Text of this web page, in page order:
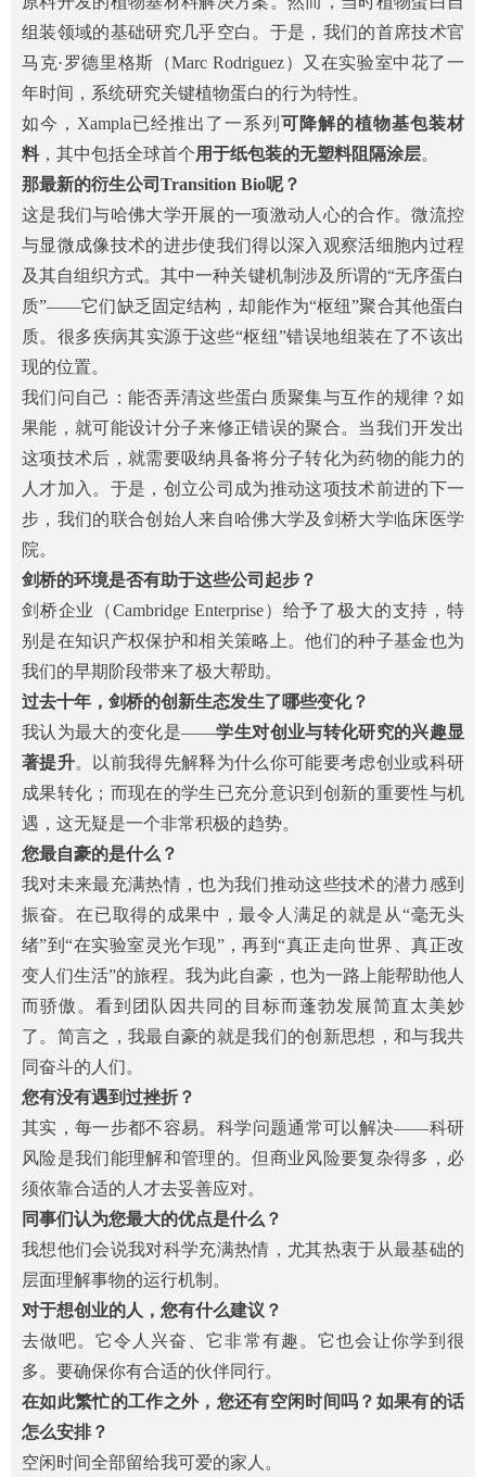
组装领域的基础研究几乎空白。于是，我们的首席技术官
马克·罗德里格斯（Marc Rodriguez）又在实验室中花了一
年时间，系统研究关键植物蛋白的行为特性。
如今，Xampla已经推出了一系列 可降解的植物基包装材
料，其中包括全球首个用于纸包装的无塑料阻隔涂层。
那最新的衍生公司Transition Bio呢？
这是我们与哈佛大学开展的一项激动人心的合作。微流控
与显微成像技术的进步使我们得以深入观察活细胞内过程
及其自组织方式。其中一种关键机制涉及所谓的“无序蛋白
质”——它们缺乏固定结构，却能作为“枢纽”聚合其他蛋白
质。很多疾病其实源于这些“枢纽”错误地组装在了不该出
现的位置。
我们问自己：能否弄清这些蛋白质聚集与互作的规律？如
果能，就可能设计分子来修正错误的聚合。当我们开发出
这项技术后，就需要吸纳具备将分子转化为药物的能力的
人才加入。于是，创立公司成为推动这项技术前进的下一
步，我们的联合创始人来自哈佛大学及剑桥大学临床医学
院。
剑桥的环境是否有助于这些公司起步？
剑桥企业（Cambridge Enterprise）给予了极大的支持，特
别是在知识产权保护和相关策略上。他们的种子基金也为
我们的早期阶段带来了极大帮助。
过去十年，剑桥的创新生态发生了哪些变化？
我认为最大的变化是——学生对创业与转化研究的兴趣显
著提升。以前我得先解释为什么你可能要考虑创业或科研
成果转化；而现在的学生已充分意识到创新的重要性与机
遇，这无疑是一个非常积极的趋势。
您最自豪的是什么？
我对未来最充满热情，也为我们推动这些技术的潜力感到
振奋。在已取得的成果中，最令人满足的就是从“毫无头
绪”到“在实验室灵光乍现”，再到“真正走向世界、真正改
变人们生活”的旅程。我为此自豪，也为一路上能帮助他人
而骄傲。看到团队因共同的目标而蓬勃发展简直太美妙
了。简言之，我最自豪的就是我们的创新思想，和与我共
同奋斗的人们。
您有没有遇到过挫折？
其实，每一步都不容易。科学问题通常可以解决——科研
风险是我们能理解和管理的。但商业风险要复杂得多，必
须依靠合适的人才去妥善应对。
同事们认为您最大的优点是什么？
我想他们会说我对科学充满热情，尤其热衷于从最基础的
层面理解事物的运行机制。
对于想创业的人，您有什么建议？
去做吧。它令人兴奋、它非常有趣。它也会让你学到很
多。要确保你有合适的伙伴同行。
在如此繁忙的工作之外，您还有空闲时间吗？如果有的话
怎么安排？
空闲时间全部留给我可爱的家人。